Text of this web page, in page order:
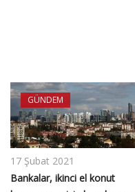
GÜNDEM
17 Şubat 2021
Bankalar, ikinci el konut